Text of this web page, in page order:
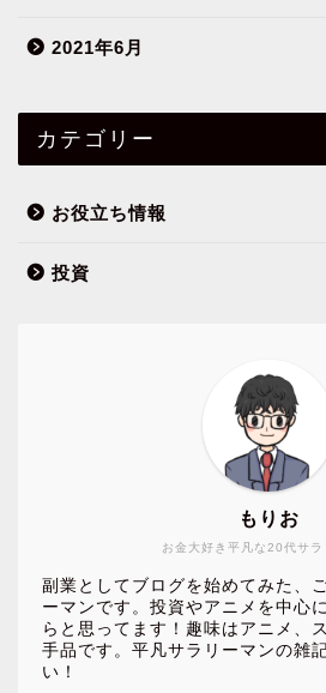
2021年6月
カテゴリー
お役立ち情報
投資
お金大好き平凡な20代サラ
もりお
副業としてブログを始めてみた、
ーマンです。投資やアニメを中心
らと思ってます！趣味はアニメ、
手品です。平凡サラリーマンの雑
い！